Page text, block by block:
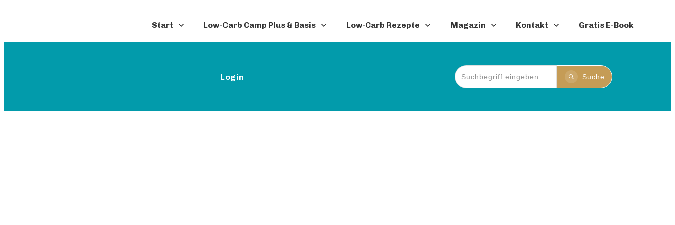
Start Low-Carb Camp Plus & Basis Low-Carb Rezepte Magazin Kontakt Gratis E-Book
Login Suche